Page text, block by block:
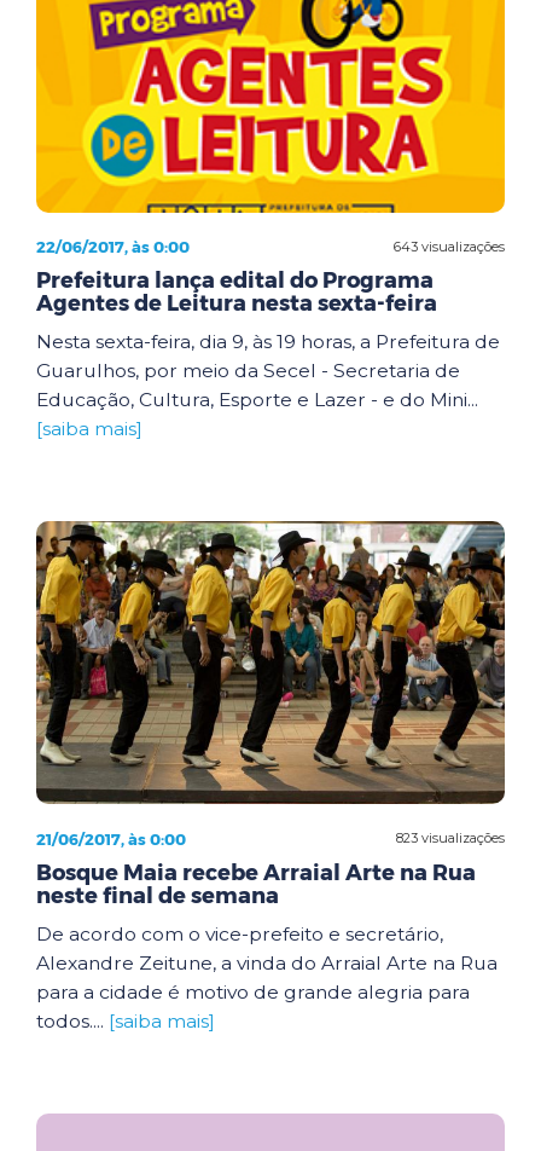
643 visualizações
22/06/2017, às 0:00
Prefeitura lança edital do Programa
Agentes de Leitura nesta sexta-feira
Nesta sexta-feira, dia 9, às 19 horas, a Prefeitura de
Guarulhos, por meio da Secel - Secretaria de
Educação, Cultura, Esporte e Lazer - e do Mini...
[saiba mais]
823 visualizações
21/06/2017, às 0:00
Bosque Maia recebe Arraial Arte na Rua
neste final de semana
De acordo com o vice-prefeito e secretário,
Alexandre Zeitune, a vinda do Arraial Arte na Rua
para a cidade é motivo de grande alegria para
todos.... [saiba mais]